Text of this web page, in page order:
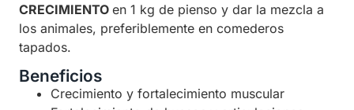
CRECIMIENTO en 1 kg de pienso y dar la mezcla a
los animales, preferiblemente en comederos
tapados.
Beneficios
Crecimiento y fortalecimiento muscular